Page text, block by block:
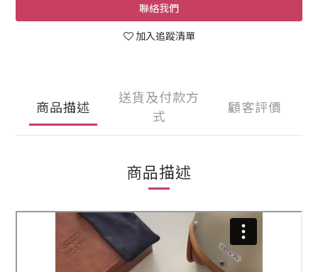
聯絡我們
加入追蹤清單
商品描述
送貨及付款方
式
顧客評價
商品描述